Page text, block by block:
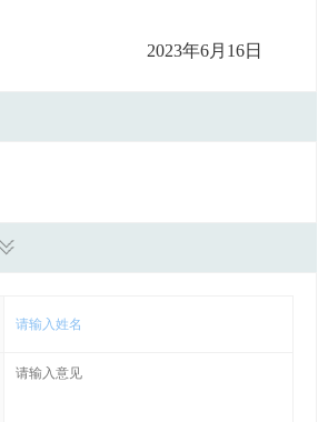
2023年6月16日